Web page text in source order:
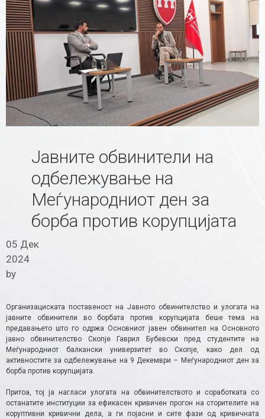
Јавните обвинители на
одбележување на
Меѓународниот ден за
борба против корупцијата
05 Дек
2024
by
Организациската поставеност на Јавното обвинителство и улогата на
јавните обвинители во борбата против корупцијата беше тема на
предавањето што го одржа Основниот јавен обвинител на Основното
јавно обвинителство Скопје Гаврил Бубевски пред студентите на
Меѓународниот балкански универзитет во Скопје, како дел од
активностите за одбележување на 9 Декември – Меѓународниот ден за
борба против корупцијата.
Притоа, тој ја нагласи улогата на обвинителството и соработката со
останатите институции за ефикасен кривичен прогон на сторителите на
коруптивни кривични дела, а ги појасни и сите фази од кривичната